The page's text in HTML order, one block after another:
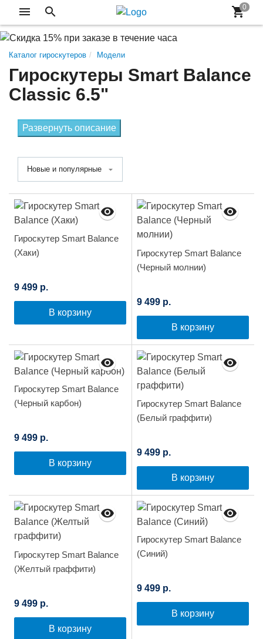
Каталог гироскутеров Модели
Гироскутеры Smart Balance
Classic 6.5"
Развернуть описание
Новые и популярные
Гироскутер Smart Balance
(Хаки)
9 499 р.
В корзину
Гироскутер Smart Balance
(Черный молнии)
9 499 р.
В корзину
Гироскутер Smart Balance
(Черный карбон)
9 499 р.
В корзину
Гироскутер Smart Balance
(Белый граффити)
9 499 р.
В корзину
Гироскутер Smart Balance
(Желтый граффити)
9 499 р.
В корзину
Гироскутер Smart Balance
(Синий)
9 499 р.
В корзину